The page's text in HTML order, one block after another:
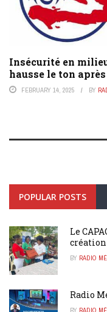
Insécurité en
hausse le ton
FEBRUARY 14, 2025 BY
POPULAR POSTS
Le
BY RADIO
Radio
BY RADIO